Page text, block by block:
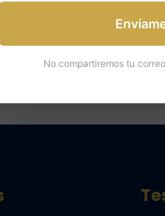
para una
No compartiremos tu